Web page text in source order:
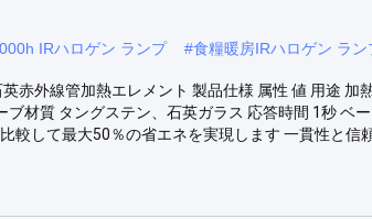
IRハロゲン ランプ #食糧暖房IRハロゲン ラン
赤外線管加熱エレメント 製品仕様 属性 値 用途
材質 タングステン、石英ガラス 応答時間 1秒 ベ
較して最大50％の省エネを実現します 一貫性と信頼